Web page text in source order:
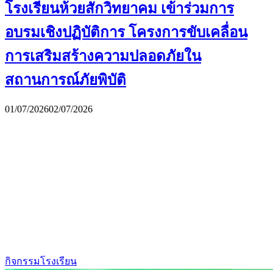
โรงเรียนห้วยสักวิทยาคม เข้าร่วมการ
อบรมเชิงปฏิบัติการ โครงการขับเคลื่อน
การเสริมสร้างความปลอดภัยใน
สถานการณ์ภัยพิบัติ
01/07/202602/07/2026
กิจกรรมโรงเรียน